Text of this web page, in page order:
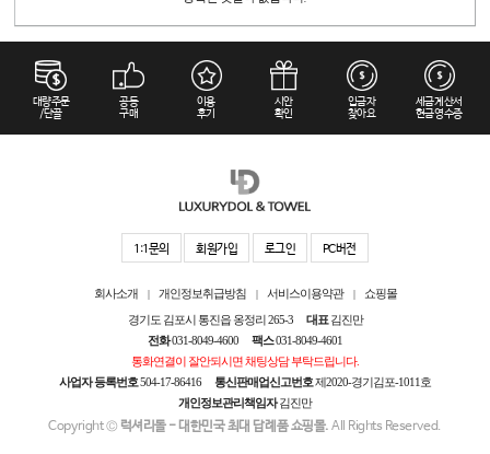
대량주문
/단골
공동
구매
이용
후기
시안
확인
입금자
찾아요
세금계산서
현금영수증
1:1문의 회원가입 로그인 PC버전
회사소개 | 개인정보취급방침 | 서비스이용약관 |
쇼핑몰
경기도 김포시 통진읍 옹정리 265-3
대표김진만
전화031-8049-4600 팩스031-8049-4601
통화연결이 잘안되시면 채팅상담 부탁드립니다.
사업자 등록번호504-17-86416 통신판매업신고번호제2020-경기김포-1011호
개인정보관리책임자김진만
Copyright © 럭셔리돌 - 대한민국 최대 답례품 쇼핑몰. All Rights Reserved.